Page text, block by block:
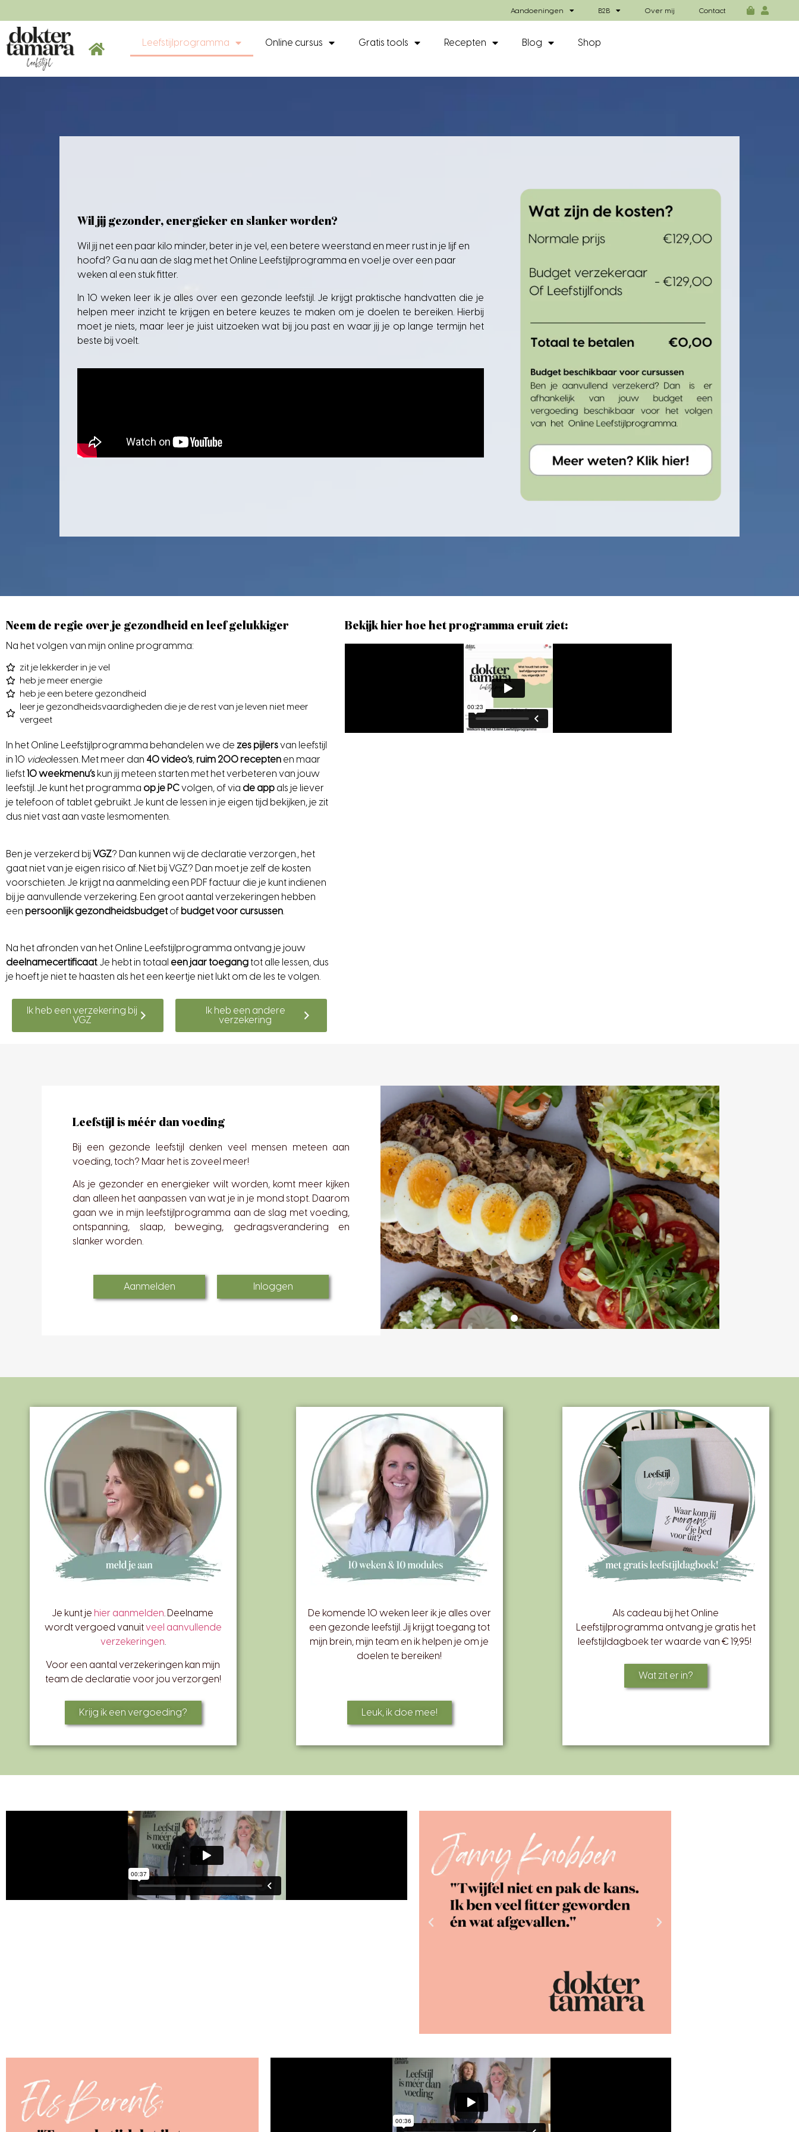
Aandoeningen B2B Over mij Contact
Leefstijlprogramma Online cursus Gratis tools Recepten Blog Shop
Wil jij gezonder, energieker en slanker worden?
Wil jij net een paar kilo minder, beter in je vel, een betere weerstand en meer rust in je lijf en
hoofd? Ga nu aan de slag met het Online Leefstijlprogramma en voel je over een paar
weken al een stuk fitter.
In 10 weken leer ik je alles over een gezonde leefstijl. Je krijgt praktische handvatten die je
helpen meer inzicht te krijgen en betere keuzes te maken om je doelen te bereiken. Hierbij
moet je niets, maar leer je juist uitzoeken wat bij jou past en waar jij je op lange termijn het
beste bij voelt.
Neem de regie over je gezondheid en leef gelukkiger
Na het volgen van mijn online programma:
zit je lekkerder in je vel
heb je meer energie
heb je een betere gezondheid
leer je gezondheidsvaardigheden die je de rest van je leven niet meer
vergeet
In het Online Leefstijlprogramma behandelen we de zes pijlersvan leefstijl
in 10 videolessen. Met meer dan 40 video’s, ruim 200 recepten en maar
liefst10 weekmenu’s kun jij meteen starten met het verbeteren van jouw
leefstijl. Je kunt het programma op je PCvolgen, of via de app als je liever
je telefoon of tablet gebruikt. Je kunt de lessen in je eigen tijd bekijken, je zit
dus niet vast aan vaste lesmomenten.
Ben je verzekerd bij VGZ? Dan kunnen wij de declaratie verzorgen., het
gaat niet van je eigen risico af. Niet bij VGZ? Dan moet je zelf de kosten
voorschieten.Je krijgt na aanmelding een PDF factuur die je kunt indienen
bij je aanvullende verzekering. Een groot aantal verzekeringen hebben
een persoonlijk gezondheidsbudgetof budget voor cursussen.
Na het afronden van het Online Leefstijlprogramma ontvang je jouw
deelnamecertificaat.Je hebt in totaal een jaar toegang tot alle lessen, dus
je hoeft je niet te haasten als het een keertje niet lukt om de les te volgen.
Ik heb een verzekering bij
VGZ
Ik heb een andere
verzekering
Bekijk hier hoe het programma eruit ziet:
Leefstijl is méér dan voeding
Bij een gezonde leefstijl denken veel mensen meteen aan
voeding, toch? Maar het is zoveel meer!
Als je gezonder en energieker wilt worden, komt meer kijken
dan alleen het aanpassen van wat je in je mond stopt. Daarom
gaan we in mijn leefstijlprogramma aan de slag met voeding,
ontspanning, slaap, beweging, gedragsverandering en
slanker worden.
Aanmelden Inloggen
Je kunt je hier aanmelden. Deelname
wordt vergoed vanuitveel aanvullende
verzekeringen.
Voor een aantal verzekeringen kan mijn
team de declaratie voor jou verzorgen!
Krijg ik een vergoeding?
De komende 10 weken leer ik je alles over
een gezonde leefstijl. Jij krijgt toegang tot
mijn brein, mijn team en ik helpen je om je
doelen te bereiken!
Leuk, ik doe mee!
Als cadeau bij het Online
Leefstijlprogramma ontvang je gratis het
leefstijldagboek ter waarde van € 19,95!
Wat zit er in?